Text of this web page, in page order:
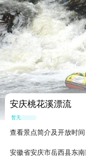
安庆桃花溪漂流
暂无点评
查看景点简介及开放时间
安徽省安庆市岳西县东
